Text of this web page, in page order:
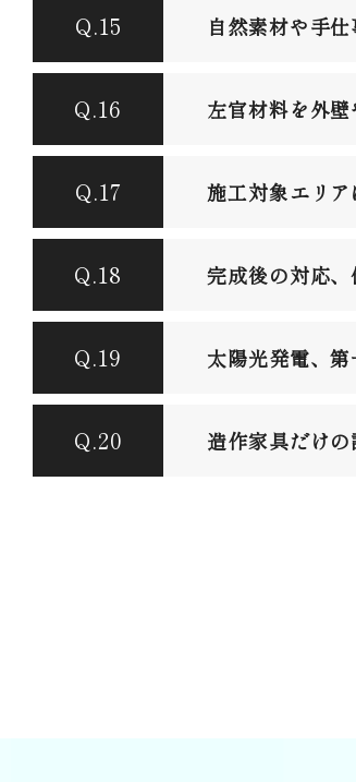
Q.15 自然素材や手
Q.16 左官材料を外
Q.17 施工対象エリ
Q.18 完成後の対応
Q.19 太陽光発電、
Q.20 造作家具だけ